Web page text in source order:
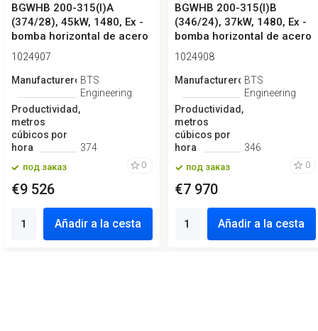
BGWHB 200-315(I)A
(374/28), 45kW, 1480, Ex -
bomba horizontal de acero
inoxid...
1024907
Manufacturero BTS
Engineering
Productividad,
metros
cúbicos por
hora
374
под заказ 0
€9 526
Añadir a la cesta
BGWHB 200-315(I)B
(346/24), 37kW, 1480, Ex -
bomba horizontal de acero
inoxid...
1024908
Manufacturero BTS
Engineering
Productividad,
metros
cúbicos por
hora
346
под заказ 0
€7 970
Añadir a la cesta